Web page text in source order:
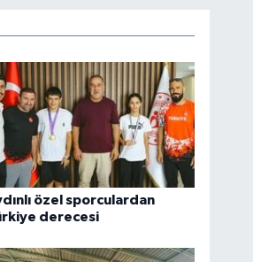
özel sporculardan
derecesi